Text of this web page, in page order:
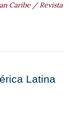
Caribe / Revista
Latina